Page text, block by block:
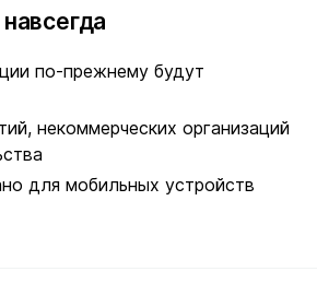
по-прежнему будут
некоммерческих организаций
для мобильных устройств